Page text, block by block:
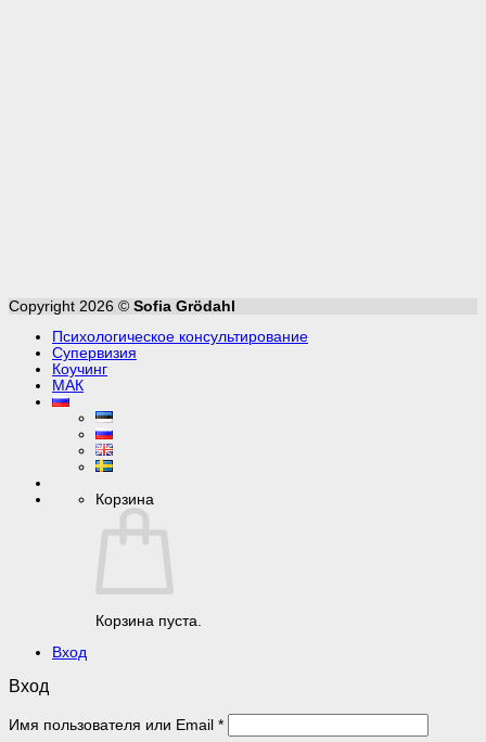
Copyright 2026 © Sofia Grödahl
Психологическое консультирование
Супервизия
Коучинг
МАК
Корзина
Корзина пуста.
Вход
Вход
Имя пользователя или Email *Обязательно